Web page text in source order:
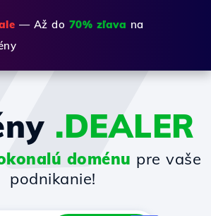
— Až do 70% zľava na
.DEALER
doménu pre vaše
podnikanie!